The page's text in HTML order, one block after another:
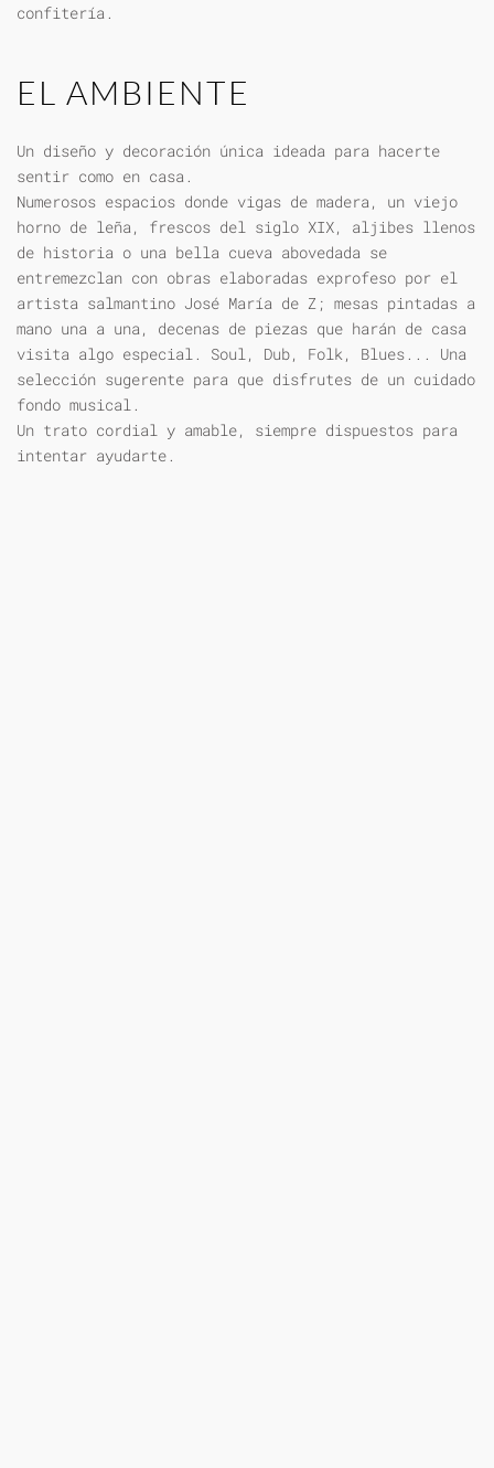
confitería.
EL AMBIENTE
Un diseño y decoración única ideada para hacerte
sentir como en casa.
Numerosos espacios donde vigas de madera, un viejo
horno de leña, frescos del siglo XIX, aljibes llenos
de historia o una bella cueva abovedada se
entremezclan con obras elaboradas exprofeso por el
artista salmantino José María de Z; mesas pintadas a
mano una a una, decenas de piezas que harán de casa
visita algo especial. Soul, Dub, Folk, Blues... Una
selección sugerente para que disfrutes de un cuidado
fondo musical.
Un trato cordial y amable, siempre dispuestos para
intentar ayudarte.